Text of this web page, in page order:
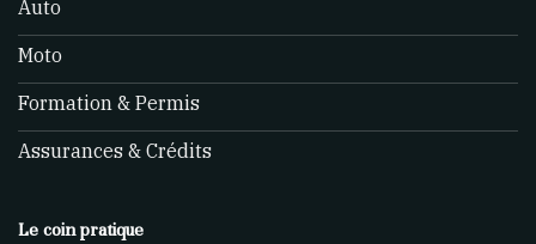
Auto
Moto
Formation & Permis
Assurances & Crédits
Le coin pratique